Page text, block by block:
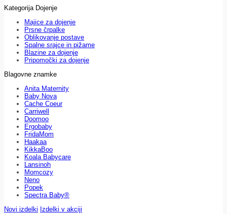
Kategorija Dojenje
Majice za dojenje
Prsne črpalke
Oblikovanje postave
Spalne srajce in pižame
Blazine za dojenje
Pripomočki za dojenje
Blagovne znamke
Anita Maternity
Baby Nova
Cache Coeur
Carriwell
Doomoo
Ergobaby
FridaMom
Haakaa
KikkaBoo
Koala Babycare
Lansinoh
Momcozy
Neno
Popek
Spectra Baby®
Novi izdelki Izdelki v akciji